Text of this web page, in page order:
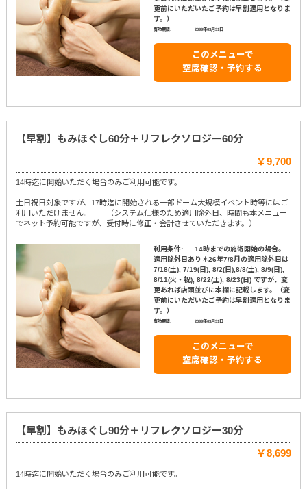
更前にいただいたご予約は早割適用となりま
す。）
有効期限: 2099年03月31日
このメニューで
空席確認・予約する
【早割】もみほぐし60分＋リフレクソロジー60分
￥9,700
14時迄に開始いただく場合のみご利用可能です。
土日祝日対象ですが、17時迄に開始される一部ドーム大規模イベント時等にはご
利用いただけません。 （システム仕様のため適用除外日、時間も本メニュー
でネット予約可能ですが、受付時に修正・会計させていただきます。）
利用条件:
14時までの施術開始の場合。
適用除外日あり＊26年7/8月の適用除外日は
7/18(土), 7/19(日), 8/2(日),8/8(土), 8/9(日),
8/11(火・祝), 8/22(土), 8/23(日) ですが、変
更あれば店頭並びに本欄に記載します。（変
更前にいただいたご予約は早割適用となりま
す。）
有効期限: 2099年03月31日
このメニューで
空席確認・予約する
【早割】もみほぐし90分＋リフレクソロジー30分
￥8,699
14時迄に開始いただく場合のみご利用可能です。